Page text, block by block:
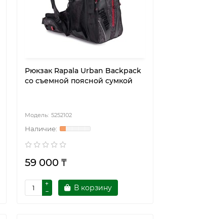
Рюкзак Rapala Urban Backpack
со съемной поясной сумкой
5252102
59 000 ₸
В корзину